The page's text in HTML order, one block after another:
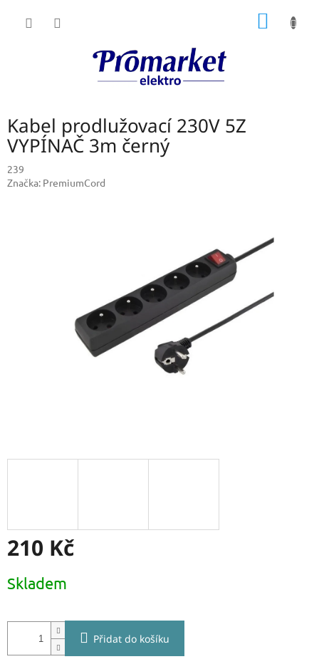
Kabel prodlužovací 230V 5Z
VYPÍNAČ 3m černý
239
Značka: PremiumCord
210 Kč
cena:
Skladem
Přidat do košíku